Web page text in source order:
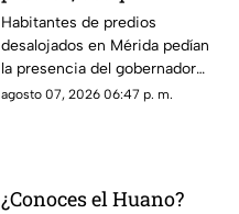
Mena mostró
desinterés por
problemáticas del
pueblo
Habitantes de predios
desalojados en Mérida pedían
la presencia del gobernador
Joaquín Díaz Mena, pero dejó
agosto 07, 2026 06:47 p. m.
¿Conoces el Huano?